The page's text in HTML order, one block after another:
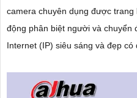
camera chuyên dụng được
động phân biệt người và chuyển động khác.
Internet (IP) siêu sáng và đẹp